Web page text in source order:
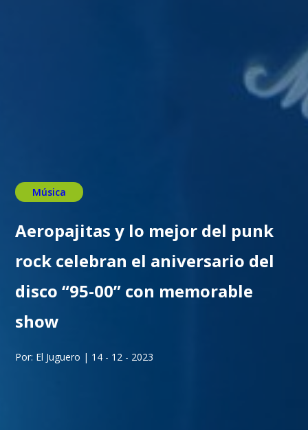
Música
Aeropajitas y lo mejor del punk
rock celebran el aniversario del
disco “95-00” con memorable
show
Por: El Juguero | 14 - 12 - 2023